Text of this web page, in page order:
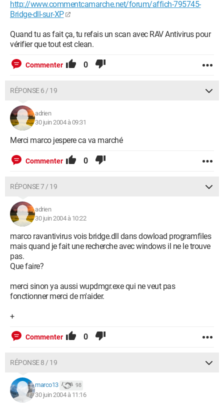
http://www.commentcamarche.net/forum/affich-795745-
Bridge-dll-sur-XP
Quand tu as fait ça, tu refais un scan avec RAV Antivirus pour
vérifier que tout est clean.
Commenter 0
RÉPONSE 6 / 19
adrien
30 juin 2004 à 09:31
Merci marco jespere ca va marché
Commenter 0
RÉPONSE 7 / 19
adrien
30 juin 2004 à 10:22
marco ravantivirus vois bridge.dll dans dowload programfiles
mais quand je fait une recherche avec windows il ne le trouve
pas.
Que faire?
merci sinon ya aussi wupdmgr.exe qui ne veut pas
fonctionner merci de m'aider.
+
Commenter 0
RÉPONSE 8 / 19
marco13 98
30 juin 2004 à 11:16